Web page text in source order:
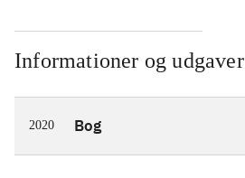
Informationer og udgaver
2020 Bog